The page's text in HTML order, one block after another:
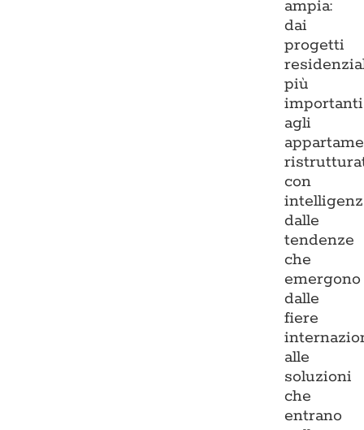
ampia:
dai
progetti
più
importanti
agli
con
dalle
tendenze
che
emergono
dalle
fiere
alle
soluzioni
che
entrano